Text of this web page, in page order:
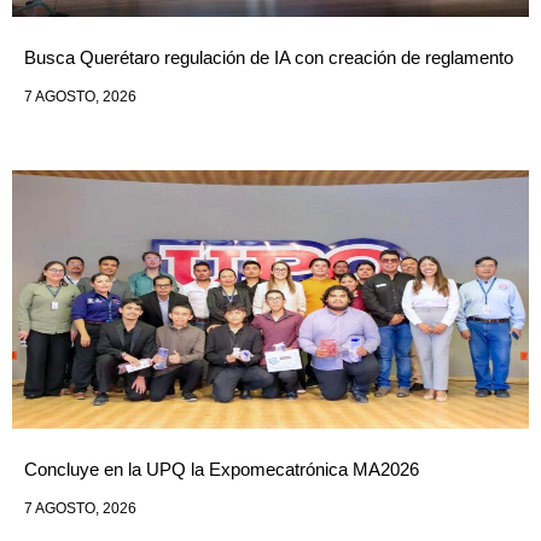
Busca Querétaro regulación de IA con creación de reglamento
7 AGOSTO, 2026
Concluye en la UPQ la Expomecatrónica MA2026
7 AGOSTO, 2026